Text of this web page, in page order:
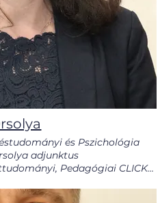
és Pszichológia
adjunktus
Pedagógiai CLICK
Pszichológia Tanszék